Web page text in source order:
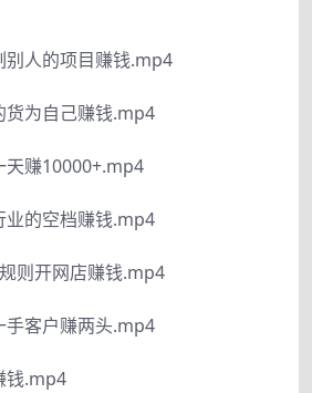
别人的项目赚钱.mp4
货为自己赚钱.mp4
天赚10000+.mp4
业的空档赚钱.mp4
则开网店赚钱.mp4
手客户赚两头.mp4
钱.mp4